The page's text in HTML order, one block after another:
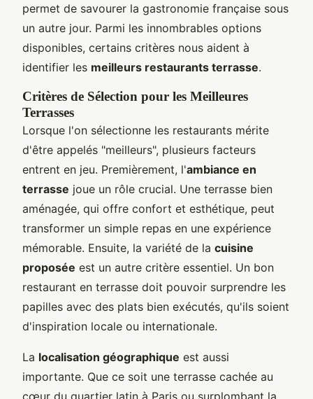
permet de savourer la gastronomie française sous
un autre jour. Parmi les innombrables options
disponibles, certains critères nous aident à
identifier les meilleurs restaurants terrasse.
Critères de Sélection pour les Meilleures
Terrasses
Lorsque l'on sélectionne les restaurants mérite
d'être appelés "meilleurs", plusieurs facteurs
entrent en jeu. Premièrement, l'ambiance en
terrasse joue un rôle crucial. Une terrasse bien
aménagée, qui offre confort et esthétique, peut
transformer un simple repas en une expérience
mémorable. Ensuite, la variété de la cuisine
proposée est un autre critère essentiel. Un bon
restaurant en terrasse doit pouvoir surprendre les
papilles avec des plats bien exécutés, qu'ils soient
d'inspiration locale ou internationale.
La localisation géographique est aussi
importante. Que ce soit une terrasse cachée au
cœur du quartier latin à Paris ou surplombant la